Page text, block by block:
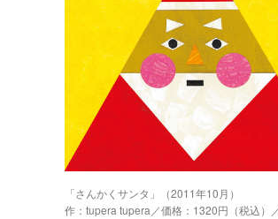
「さんかくサンタ」（2011年10月）
作：tupera tupera／価格：1320円（税込）